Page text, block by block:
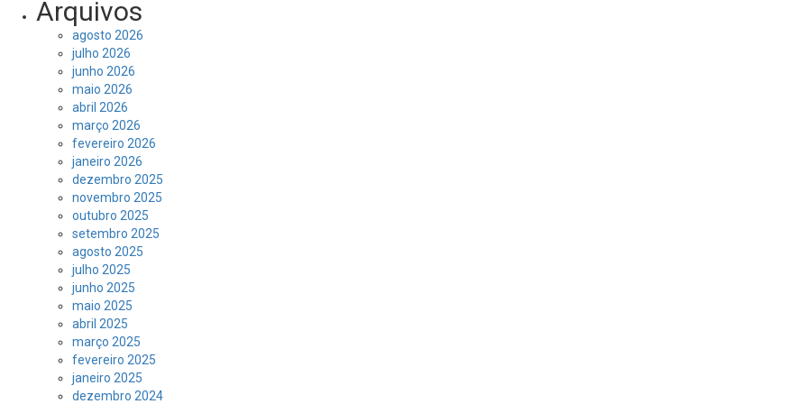
Arquivos
agosto 2026
julho 2026
junho 2026
maio 2026
abril 2026
março 2026
fevereiro 2026
janeiro 2026
dezembro 2025
novembro 2025
outubro 2025
setembro 2025
agosto 2025
julho 2025
junho 2025
maio 2025
abril 2025
março 2025
fevereiro 2025
janeiro 2025
dezembro 2024